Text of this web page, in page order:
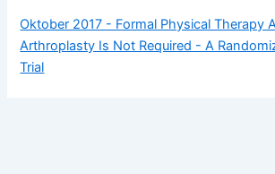
Oktober 2017 - Formal Physical Therapy
Arthroplasty Is Not Required - A
Trial